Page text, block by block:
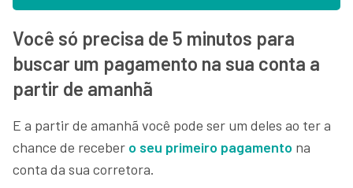
Você só precisa de 5 minutos para
buscar um pagamento na sua conta a
partir de amanhã
E a partir de amanhã você pode ser um deles ao ter a
chance de receber o seu primeiro pagamento na
conta da sua corretora.